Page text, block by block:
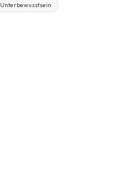
Unterbewusstsein